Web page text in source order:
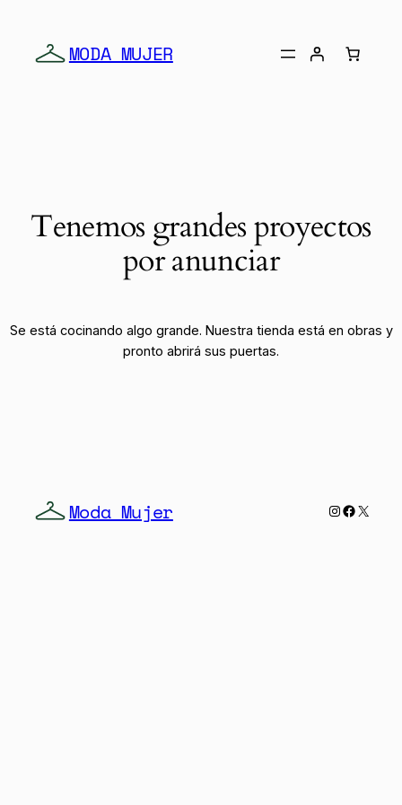
MODA MUJER
Tenemos grandes proyectos
por anunciar
Se está cocinando algo grande. Nuestra tienda está en obras y
pronto abrirá sus puertas.
Moda Mujer X